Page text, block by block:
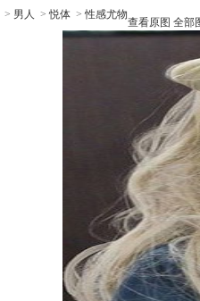
> 男人 >悦体 >性感尤物
查看原图 全部